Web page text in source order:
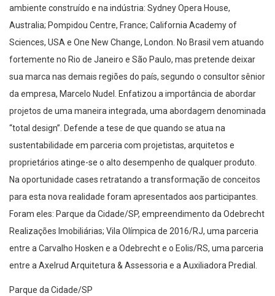
ambiente construído e na indústria: Sydney Opera House,
Australia; Pompidou Centre, France; California Academy of
Sciences, USA e One New Change, London. No Brasil vem atuando
fortemente no Rio de Janeiro e São Paulo, mas pretende deixar
sua marca nas demais regiões do país, segundo o consultor sênior
da empresa, Marcelo Nudel. Enfatizou a importância de abordar
projetos de uma maneira integrada, uma abordagem denominada
“total design”. Defende a tese de que quando se atua na
sustentabilidade em parceria com projetistas, arquitetos e
proprietários atinge-se o alto desempenho de qualquer produto.
Na oportunidade cases retratando a transformação de conceitos
para esta nova realidade foram apresentados aos participantes.
Foram eles: Parque da Cidade/SP, empreendimento da Odebrecht
Realizações Imobiliárias; Vila Olímpica de 2016/RJ, uma parceria
entre a Carvalho Hosken e a Odebrecht e o Eolis/RS, uma parceria
entre a Axelrud Arquitetura & Assessoria e a Auxiliadora Predial.
Parque da Cidade/SP